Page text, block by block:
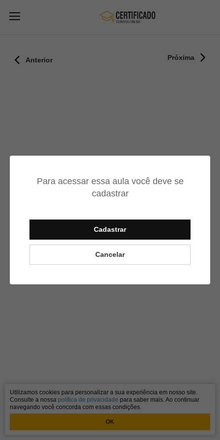
Para acessar essa aula você deve se
cadastrar
Cadastrar
Cancelar
Anterior Próxima
Utilizamos cookies para personalizar a sua experiência em nosso site.
Consulte a nossa política de privacidade para saber mais. Ao continuar
navegando você concorda com essas condições.
OK